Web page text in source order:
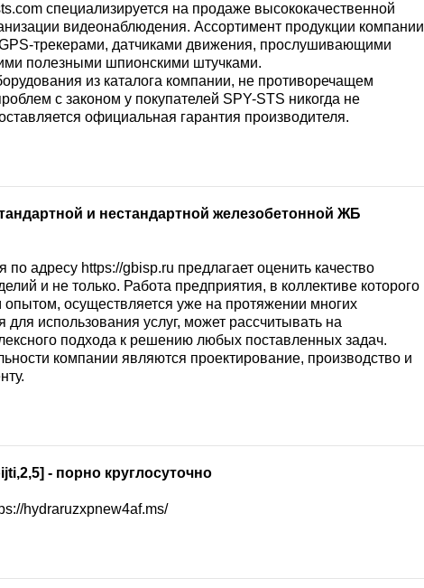
специализируется на продаже высококачественной
видеонаблюдения. Ассортимент продукции компании
трекерами, датчиками движения, прослушивающими
полезными шпионскими штучками.
из каталога компании, не противоречащем
с законом у покупателей SPY-STS никогда не
официальная гарантия производителя.
и нестандартной железобетонной ЖБ
по адресу https://gbisp.ru предлагает оценить качество
и не только. Работа предприятия, в коллективе которого
осуществляется уже на протяжении многих
для использования услуг, может рассчитывать на
подхода к решению любых поставленных задач.
компании являются проектирование, производство и
- порно круглосуточно
hydraruzxpnew4af.ms/